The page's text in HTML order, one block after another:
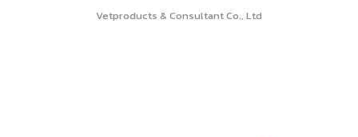
Vetproducts & Consultant Co., Ltd